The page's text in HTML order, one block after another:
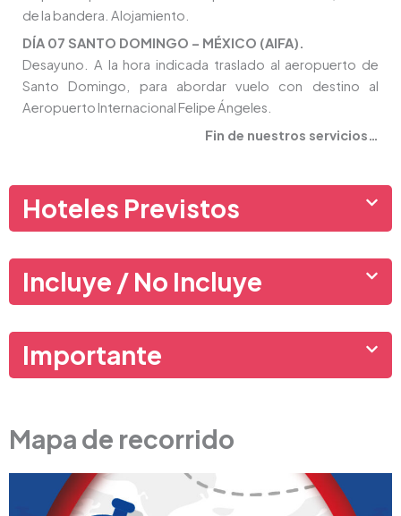
de la bandera. Alojamiento.
DÍA 07 SANTO DOMINGO – MÉXICO (AIFA).
Desayuno. A la hora indicada traslado al aeropuerto de
Santo Domingo, para abordar vuelo con destino al
Aeropuerto Internacional Felipe Ángeles.
Fin de nuestros servicios…
Hoteles Previstos
Incluye / No Incluye
Importante
Mapa de recorrido